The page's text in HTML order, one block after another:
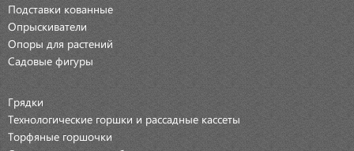
Подставки кованные
Опрыскиватели
Опоры для растений
Садовые фигуры
Грядки
Технологические горшки и рассадные кассеты
Торфяные горшочки